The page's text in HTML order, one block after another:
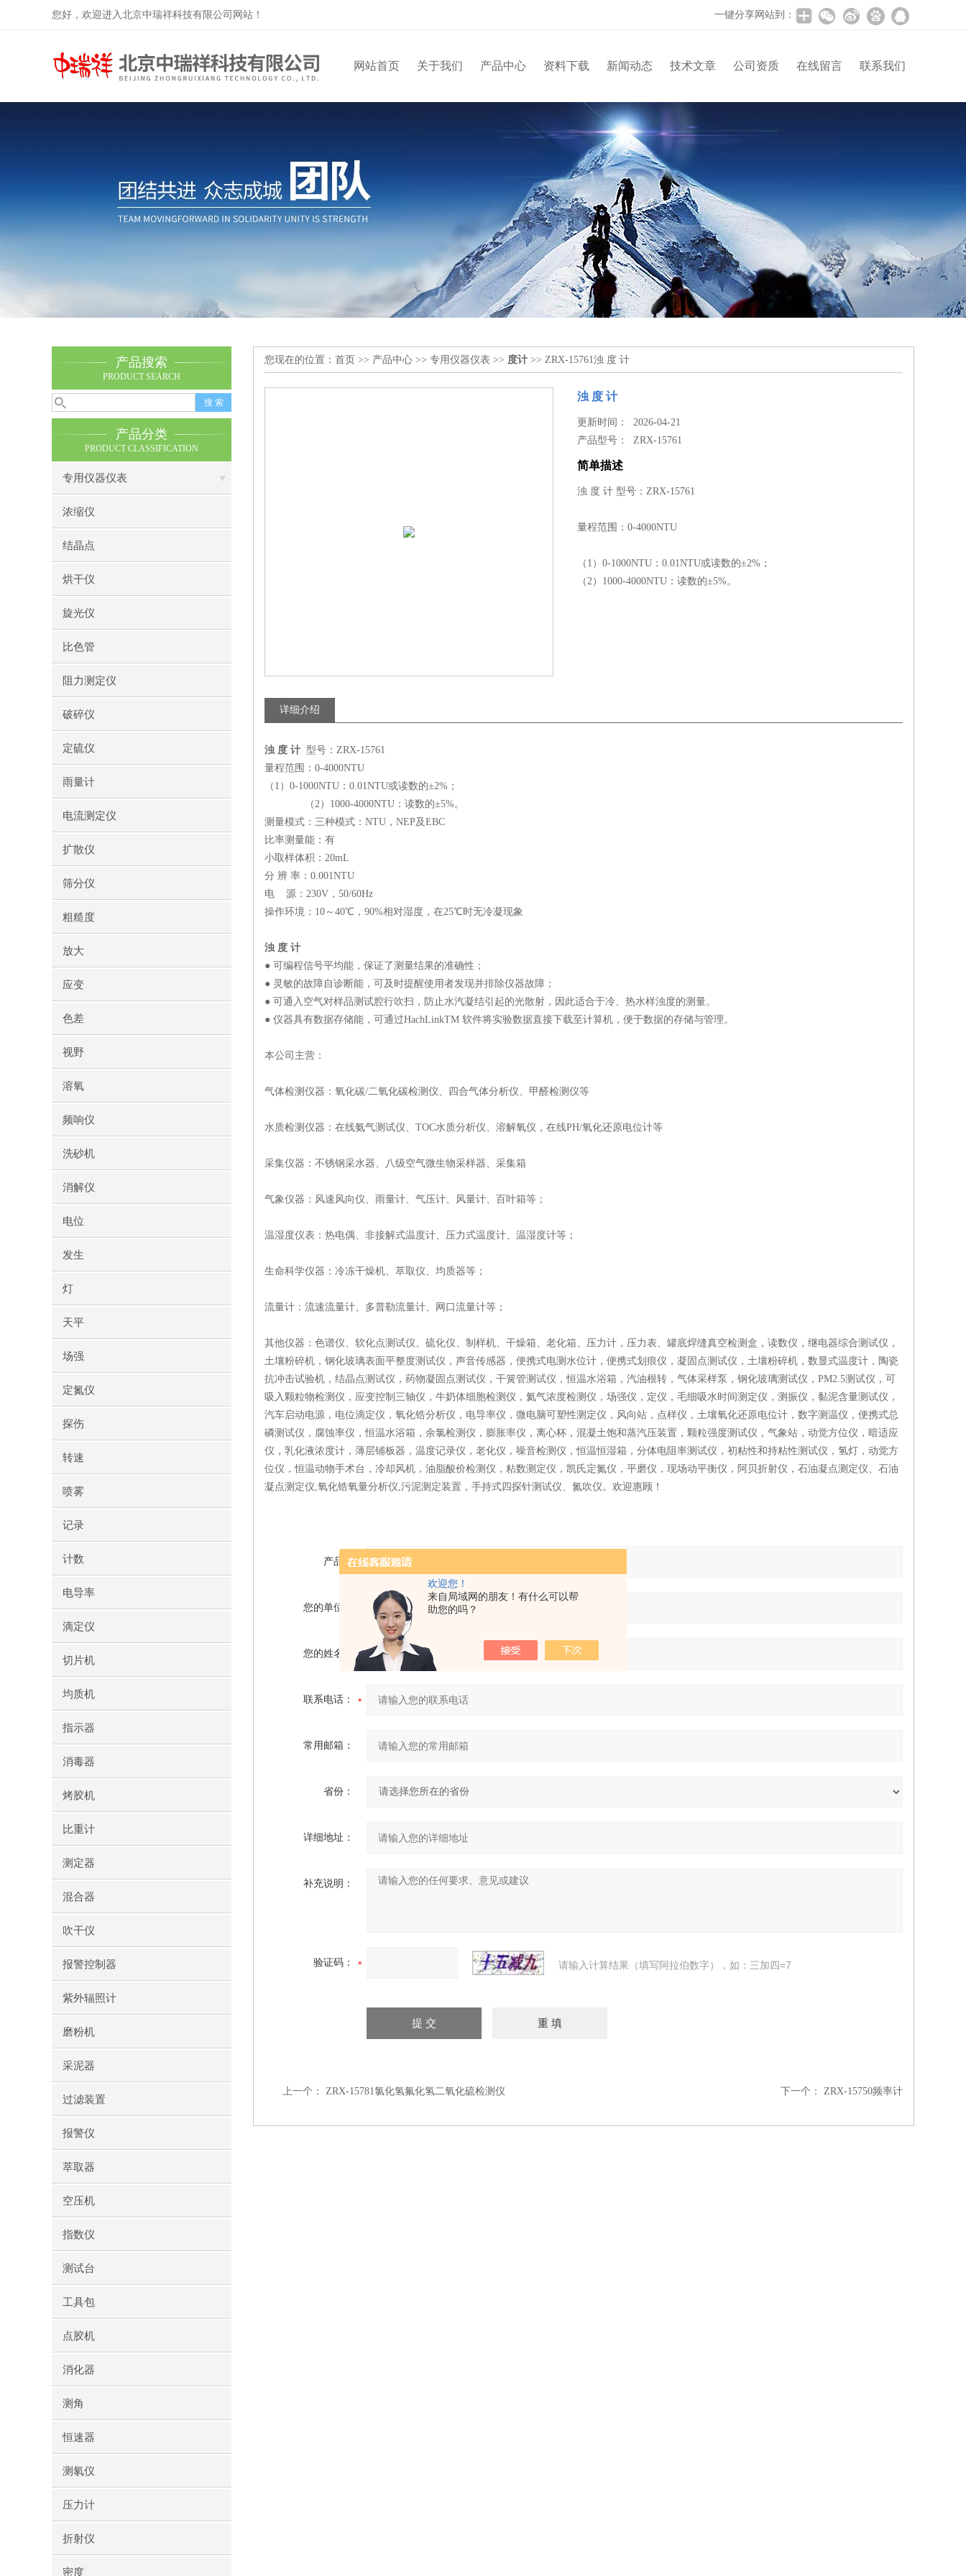
欢迎您！
来自局域网的朋友！有什么可以帮
助您的吗？
您好，欢迎进入北京中瑞祥科技有限公司网站！ 一键分享网站到：
网站首页 关于我们 产品中心 资料下载 新闻动态 技术文章 公司资质 在线留言 联系我们
产品搜索
PRODUCT SEARCH
产品分类
PRODUCT CLASSIFICATION
专用仪器仪表
浓缩仪
结晶点
烘干仪
旋光仪
比色管
阻力测定仪
破碎仪
定硫仪
雨量计
电流测定仪
扩散仪
筛分仪
粗糙度
放大
应变
色差
视野
溶氧
频响仪
洗砂机
消解仪
电位
发生
灯
天平
场强
定氮仪
探伤
转速
喷雾
记录
计数
电导率
滴定仪
切片机
均质机
指示器
消毒器
烤胶机
比重计
测定器
混合器
吹干仪
报警控制器
紫外辐照计
磨粉机
采泥器
过滤装置
报警仪
萃取器
空压机
指数仪
测试台
工具包
点胶机
消化器
测角
恒速器
测氡仪
压力计
折射仪
密度
您现在的位置： 首页 >> 产品中心 >> 专用仪器仪表 >> 度计 >> ZRX-15761浊 度 计
浊 度 计
更新时间： 2026-04-21
产品型号：ZRX-15761
简单描述
浊 度 计 型号：ZRX-15761
量程范围：0-4000NTU
（1）0-1000NTU：0.01NTU或读数的±2%；
（2）1000-4000NTU：读数的±5%。
详细介绍
浊 度 计 型号：ZRX-15761
量程范围：0-4000NTU
（1）0-1000NTU：0.01NTU或读数的±2%；
（2）1000-4000NTU：读数的±5%。
测量模式：三种模式：NTU，NEP及EBC
比率测量能：有
小取样体积：20mL
分 辨 率：0.001NTU
电 源：230V，50/60Hz
操作环境：10～40℃，90%相对湿度，在25℃时无冷凝现象
浊 度 计
● 可编程信号平均能，保证了测量结果的准确性；
● 灵敏的故障自诊断能，可及时提醒使用者发现并排除仪器故障；
● 可通入空气对样品测试腔行吹扫，防止水汽凝结引起的光散射，因此适合于冷、热水样浊度的测量。
● 仪器具有数据存储能，可通过HachLinkTM 软件将实验数据直接下载至计算机，便于数据的存储与管理。
本公司主营：
气体检测仪器：氧化碳/二氧化碳检测仪、四合气体分析仪、甲醛检测仪等
水质检测仪器：在线氨气测试仪、TOC水质分析仪、溶解氧仪，在线PH/氧化还原电位计等
采集仪器：不锈钢采水器、八级空气微生物采样器、采集箱
气象仪器：风速风向仪、雨量计、气压计、风量计、百叶箱等；
温湿度仪表：热电偶、非接解式温度计、压力式温度计、温湿度计等；
生命科学仪器：冷冻干燥机、萃取仪、均质器等；
流量计：流速流量计、多普勒流量计、网口流量计等；
其他仪器：色谱仪、软化点测试仪、硫化仪、制样机、干燥箱、老化箱、压力计，压力表、罐底焊缝真空检测盒，读数仪，继电器综合测试仪，
土壤粉碎机，钢化玻璃表面平整度测试仪，声音传感器，便携式电测水位计，便携式划痕仪，凝固点测试仪，土壤粉碎机，数显式温度计，陶瓷
抗冲击试验机，结晶点测试仪，药物凝固点测试仪，干簧管测试仪，恒温水浴箱，汽油根转，气体采样泵，钢化玻璃测试仪，PM2.5测试仪，可
吸入颗粒物检测仪，应变控制三轴仪，牛奶体细胞检测仪，氦气浓度检测仪，场强仪，定仪，毛细吸水时间测定仪，测振仪，黏泥含量测试仪，
汽车启动电源，电位滴定仪，氧化锆分析仪，电导率仪，微电脑可塑性测定仪，风向站，点样仪，土壤氧化还原电位计，数字测温仪，便携式总
磷测试仪，腐蚀率仪，恒温水浴箱，余氯检测仪，膨胀率仪，离心杯，混凝土饱和蒸汽压装置，颗粒强度测试仪，气象站，动觉方位仪，暗适应
仪，乳化液浓度计，薄层铺板器，温度记录仪，老化仪，噪音检测仪，恒温恒湿箱，分体电阻率测试仪，初粘性和持粘性测试仪，氢灯，动觉方
位仪，恒温动物手术台，冷却风机，油脂酸价检测仪，粘数测定仪，凯氏定氮仪，平磨仪，现场动平衡仪，阿贝折射仪，石油凝点测定仪、石油
凝点测定仪,氧化锆氧量分析仪,污泥测定装置，手持式四探针测试仪、氮吹仪。欢迎惠顾！
产品：
您的单位：
您的姓名：
联系电话：
常用邮箱：
省份：
详细地址：
补充说明：
验证码： 请输入计算结果（填写阿拉伯数字），如：三加四=7
上一个： ZRX-15781氯化氢氟化氢二氧化硫检测仪 下一个： ZRX-15750频率计